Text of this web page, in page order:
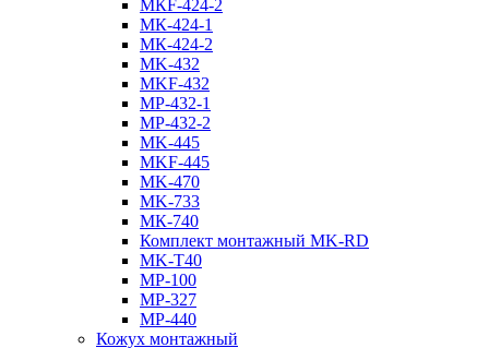
МКF-424-2
МК-424-1
МК-424-2
MK-432
MKF-432
МР-432-1
МР-432-2
MK-445
MKF-445
MK-470
MK-733
МК-740
Комплект монтажный MK-RD
MK-T40
MP-100
MP-327
MP-440
Кожух монтажный